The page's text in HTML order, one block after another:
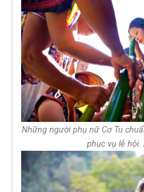
Những người phụ nữ Cơ Tu
phục vụ lễ hội.